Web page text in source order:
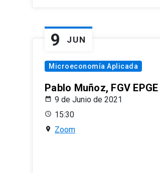
9 JUN
Microeconomía Aplicada
Pablo Muñoz, FGV EPGE
9 de Junio de 2021
15:30
Zoom